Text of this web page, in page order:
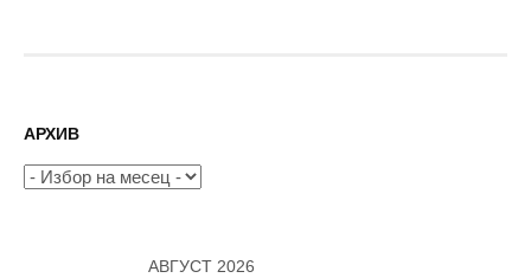
АРХИВ
Архив
АВГУСТ 2026